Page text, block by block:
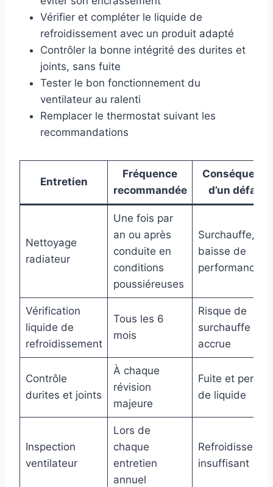
Vérifier et compléter le liquide de
refroidissement avec un produit adapté
Contrôler la bonne intégrité des durites et
joints, sans fuite
Tester le bon fonctionnement du
ventilateur au ralenti
Remplacer le thermostat suivant les
recommandations
Entretien
Fréquence
recommandée
Conséquence
d’un défaut
Nettoyage
radiateur
Une fois par
an ou après
conduite en
conditions
poussiéreuses
Surchauffe,
baisse de
performance
Vérification
liquide de
refroidissement
Tous les 6
mois
Risque de
surchauffe
accrue
Contrôle
durites et joints
À chaque
révision
majeure
Fuite et perte
de liquide
Inspection
ventilateur
Lors de
chaque
entretien
annuel
insuffisant